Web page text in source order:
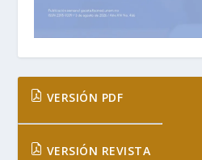
VERSIÓN PDF
VERSIÓN REVISTA